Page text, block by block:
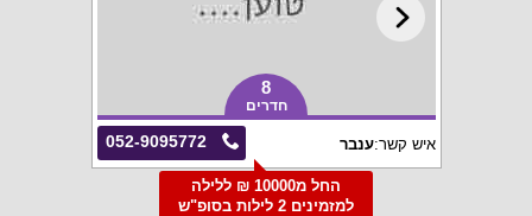
8
חדרים
052-9095772 איש קשר:ענבר
החל מ10000 ₪ ללילה
למזמינים 2 לילות בסופ"ש